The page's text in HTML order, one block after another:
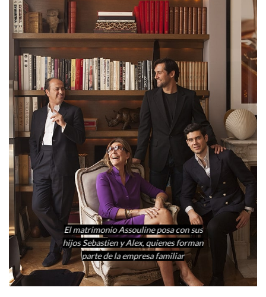
El matrimonio Assouline posa con sus
hijos Sebastien y Alex, quienes forman
parte de la empresa familiar